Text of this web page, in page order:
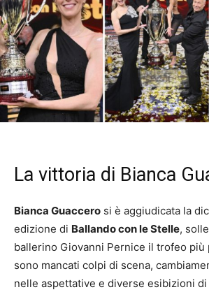
La vittoria di Bianca
Bianca Guaccero si è aggiudicata la
edizione di Ballando con le Stelle,
ballerino Giovanni Pernice il trofeo più
sono mancati colpi di scena,
nelle aspettative e diverse esibizioni di